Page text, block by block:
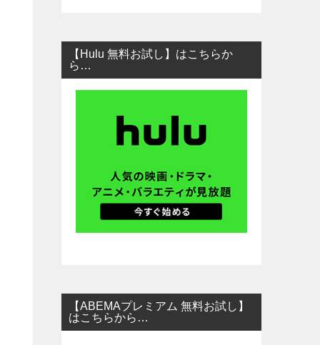
【Hulu 無料お試し】はこちらか
ら…
【ABEMAプレミアム 無料お試し】
はこちらから…